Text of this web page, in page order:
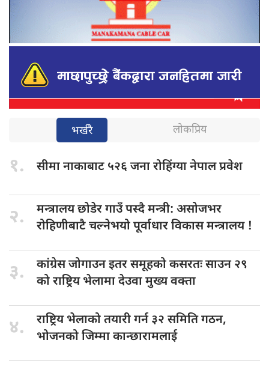
भर्खरै लोकप्रिय
१. सीमा नाकाबाट ५२६ जना रोहिंग्या नेपाल प्रवेश
२. मन्त्रालय छोडेरगाउँ पस्दै मन्त्री: असोजभर
रोहिणीबाटै चल्नेभयो पूर्वाधार विकास मन्त्रालय !
३. कांग्रेस जोगाउनइतर समूहको कसरतः साउन २९
को राष्ट्रिय भेलामा देउवा मुख्य वक्ता
४. राष्ट्रिय भेलाकोतयारी गर्न ३२ समिति गठन,
भोजनको जिम्मा कान्छारामलाई